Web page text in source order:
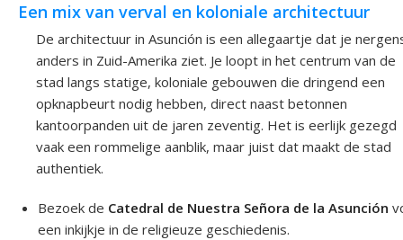
Een mix van verval en koloniale architectuur
De architectuur in Asunción is een allegaartje dat je
anders in Zuid-Amerika ziet. Je loopt in het centrum van de
stad langs statige, koloniale gebouwen die dringend een
opknapbeurt nodig hebben, direct naast betonnen
kantoorpanden uit de jaren zeventig. Het is eerlijk gezegd
vaak een rommelige aanblik, maar juist dat maakt de stad
authentiek.
Bezoek de Catedral de Nuestra Señora de la Asunción
een inkijkje in de religieuze geschiedenis.